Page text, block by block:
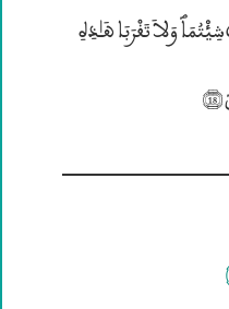
شِيؔتُمَاؐ وَلاَ تَقْرَبَا هَـٰذِهِ